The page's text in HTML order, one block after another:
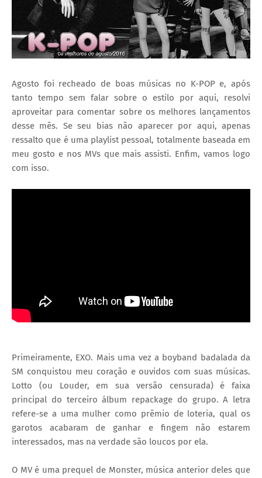
Agosto foi recheado de boas músicas no K-POP e, após
tanto tempo sem falar sobre o estilo por aqui, resolvi
aproveitar para comentar sobre os melhores lançamentos
desse mês. Se seu bias não aparecer por aqui, apenas
ressalto que é uma playlist pessoal, totalmente baseada em
meu gosto e nos MVs que mais assisti. Enfim, vamos logo
com isso.
Primeiramente, EXO. Mais uma vez a boyband badalada da
SM conquistou meu coração e ouvidos com suas músicas.
Lotto (ou Louder, em sua versão censurada) é faixa
principal do terceiro álbum repackage do grupo. A letra
refere-se a uma mulher como prêmio de loteria, qual os
garotos acabaram de ganhar e fingem não estarem
interessados, mas na verdade são loucos por ela.
O MV é uma prequel de Monster, música anterior deles que